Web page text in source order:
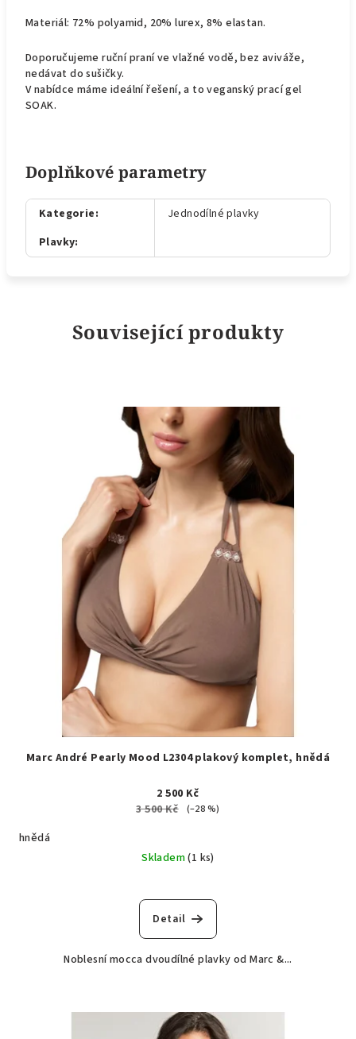
Materiál: 72% polyamid, 20% lurex, 8% elastan.
Doporučujeme ruční praní ve vlažné vodě, bez aviváže,
nedávat do sušičky.
V nabídce máme ideální řešení, a to veganský prací gel
SOAK.
Doplňkové parametry
Kategorie:
Jednodílné plavky
Plavky:
Související produkty
Marc André Pearly Mood L2304 plakový komplet, hnědá
2 500 Kč
3 500 Kč
(–28 %)
hnědá
Skladem(1 ks)
Detail
Noblesní mocca dvoudílné plavky od Marc &...